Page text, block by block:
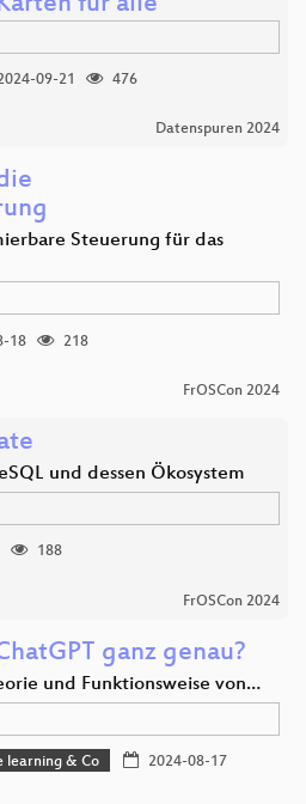
09-21
476
Datenspuren 2024
Steuerung für das
18
218
FrOSCon 2024
und dessen Ökosystem
188
FrOSCon 2024
ganz genau?
und Funktionsweise von…
learning & Co
2024-08-17